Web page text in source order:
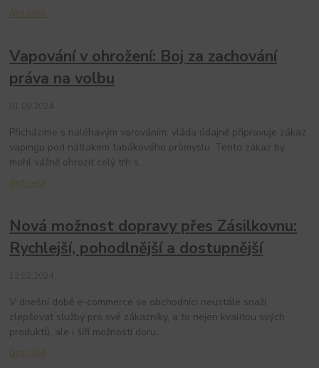
číst celé
Vapování v ohrožení: Boj za zachování
práva na volbu
Přicházíme s naléhavým varováním: vláda údajně připravuje zákaz
vapingu pod nátlakem tabákového průmyslu. Tento zákaz by
mohl vážně ohrozit celý trh s...
číst celé
Nová možnost dopravy přes Zásilkovnu:
Rychlejší, pohodlnější a dostupnější
V dnešní době e-commerce se obchodníci neustále snaží
zlepšovat služby pro své zákazníky, a to nejen kvalitou svých
produktů, ale i šíří možností doru...
číst celé